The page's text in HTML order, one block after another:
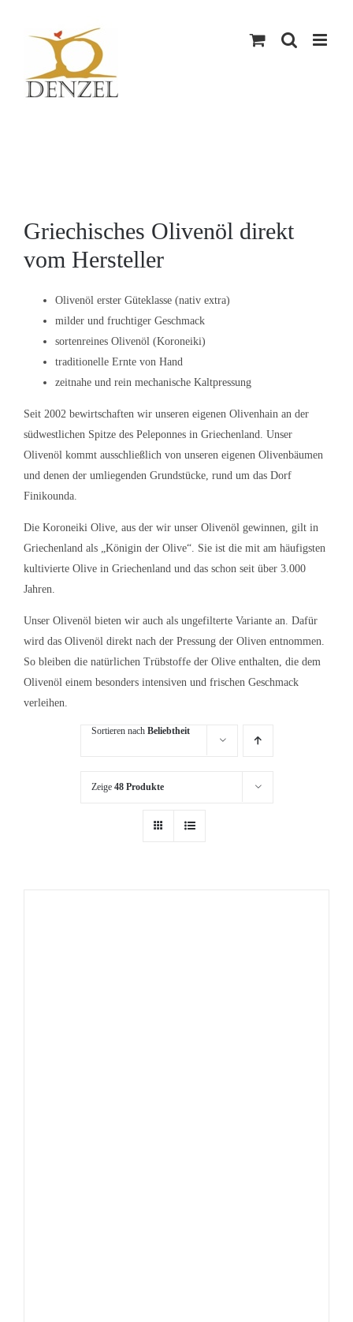
Griechisches Olivenöl direkt
vom Hersteller
Olivenöl erster Güteklasse (nativ extra)
milder und fruchtiger Geschmack
sortenreines Olivenöl (Koroneiki)
traditionelle Ernte von Hand
zeitnahe und rein mechanische Kaltpressung
Seit 2002 bewirtschaften wir unseren eigenen Olivenhain an der
südwestlichen Spitze des Peleponnes in Griechenland. Unser
Olivenöl kommt ausschließlich von unseren eigenen Olivenbäumen
und denen der umliegenden Grundstücke, rund um das Dorf
Finikounda.
Die Koroneiki Olive, aus der wir unser Olivenöl gewinnen, gilt in
Griechenland als „Königin der Olive“. Sie ist die mit am häufigsten
kultivierte Olive in Griechenland und das schon seit über 3.000
Jahren.
Unser Olivenöl bieten wir auch als ungefilterte Variante an. Dafür
wird das Olivenöl direkt nach der Pressung der Oliven entnommen.
So bleiben die natürlichen Trübstoffe der Olive enthalten, die dem
Olivenöl einem besonders intensiven und frischen Geschmack
verleihen.
Sortieren nach Beliebtheit
Zeige 48 Produkte